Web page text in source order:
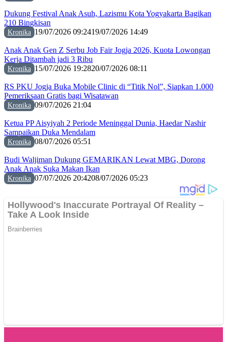
Dukung Festival Anak Asuh, Lazismu Kota Yogyakarta Bagikan
210 Bingkisan
Kronika 19/07/2026 09:2419/07/2026 14:49
Anak Anak Gen Z Serbu Job Fair Jogja 2026, Kuota Lowongan
Kerja Ditambah jadi 3 Ribu
Kronika 15/07/2026 19:2820/07/2026 08:11
RS PKU Jogja Buka Mobile Clinic di “Titik Nol”, Siapkan 1.000
Pemeriksaan Gratis bagi Wisatawan
Kronika 09/07/2026 21:04
Ketua PP Aisyiyah 2 Periode Meninggal Dunia, Haedar Nashir
Sampaikan Duka Mendalam
Kronika 08/07/2026 05:51
Budi Waljiman Dukung GEMARIKAN Lewat MBG, Dorong
Anak Anak Suka Makan Ikan
Kronika 07/07/2026 20:4208/07/2026 05:23